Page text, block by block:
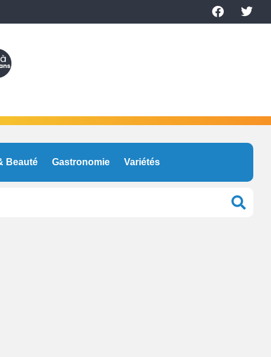
Beauté Gastronomie Variétés